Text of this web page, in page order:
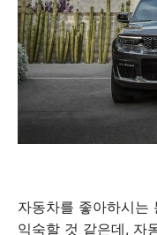
자동차를 좋아하시는
익숙할 것 같은데, 자